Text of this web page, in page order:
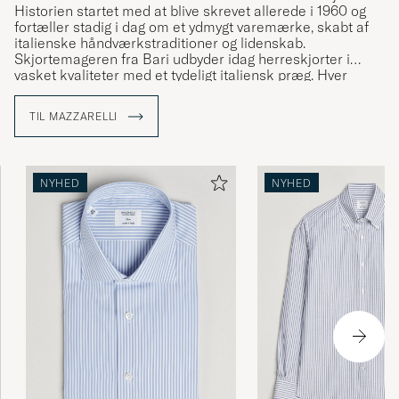
Historien startet med at blive skrevet allerede i 1960 og
fortæller stadig i dag om et ydmygt varemærke, skabt af
italienske håndværkstraditioner og lidenskab.
Skjortemageren fra Bari udbyder idag herreskjorter i
vasket kvaliteter med et tydeligt italiensk præg. Hver
skjorte er mønsterkonstrueret, skåret og sydet af
udføres i hånden og alle komponenter vælges med
største omhu.
Udforsk et håndplukket udvalg af skjorter fra Mazzarelli
med os.
TIL MAZZARELLI
NYHED NYHED